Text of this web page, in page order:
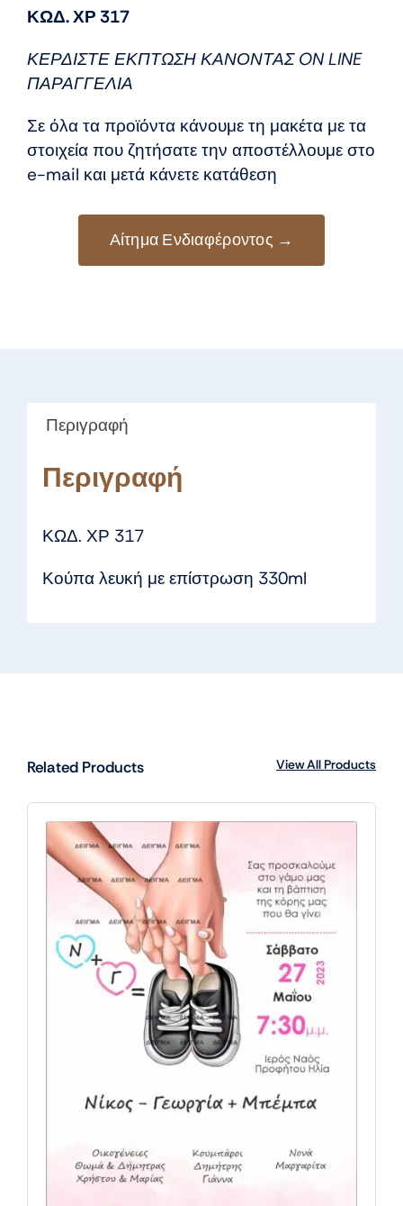
8,50 €.
είναι:
ΚΩΔ. ΧΡ 317
ΚΕΡΔΙΣΤΕ ΕΚΠΤΩΣΗ ΚΑΝΟΝΤΑΣ ON LINE
ΠΑΡΑΓΓΕΛΙΑ
Σε όλα τα προϊόντα κάνουμε τη μακέτα με τα
στοιχεία που ζητήσατε την αποστέλλουμε στο
e-mail και μετά κάνετε κατάθεση
Αίτημα Ενδιαφέροντος →
Περιγραφή
Περιγραφή
ΚΩΔ. ΧΡ 317
Κούπα λευκή με επίστρωση 330ml
Related Products View All Products